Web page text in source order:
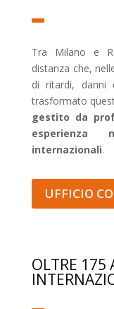
Tra Milano e
distanza che,
di ritardi, danni
trasformato
gestito da
internazionali.
UFFICIO
OLTRE 175